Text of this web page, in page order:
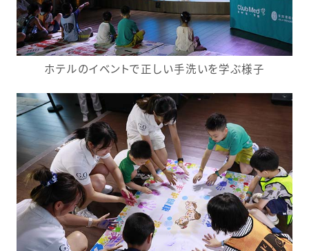
ホテルのイベントで正しい手洗いを学ぶ様子